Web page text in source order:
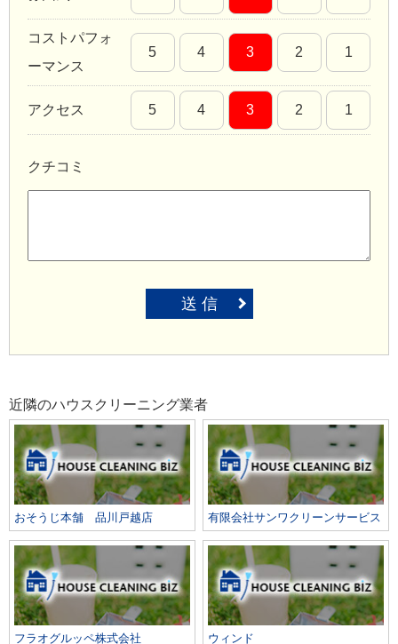
コストパフォ
ーマンス
5 4 3 2 1
アクセス 5 4 3 2 1
クチコミ
送 信
近隣のハウスクリーニング業者
おそうじ本舗 品川戸越店 有限会社サンワクリーンサービス
フラオグルッペ株式会社 ウィンド